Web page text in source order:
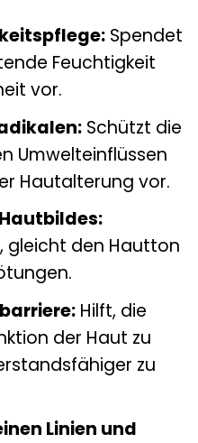
Spendet
Feuchtigkeit
vor.
Schützt die
Umwelteinflüssen
Hautalterung vor.
gleicht den Hautton
Hilft, die
der Haut zu
zu
Linien und